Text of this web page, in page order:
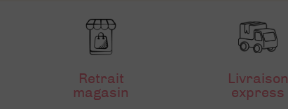
Retrait
magasin
Livraison
express